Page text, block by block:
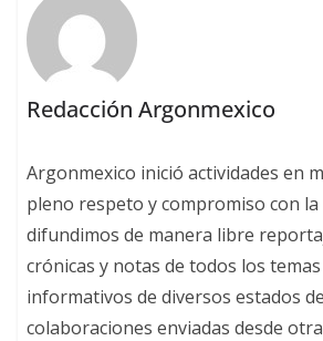
Redacción Argonmexico
Argonmexico inició actividades en
pleno respeto y compromiso con
difundimos de manera libre
crónicas y notas de todos los
informativos de diversos estados
colaboraciones enviadas desde